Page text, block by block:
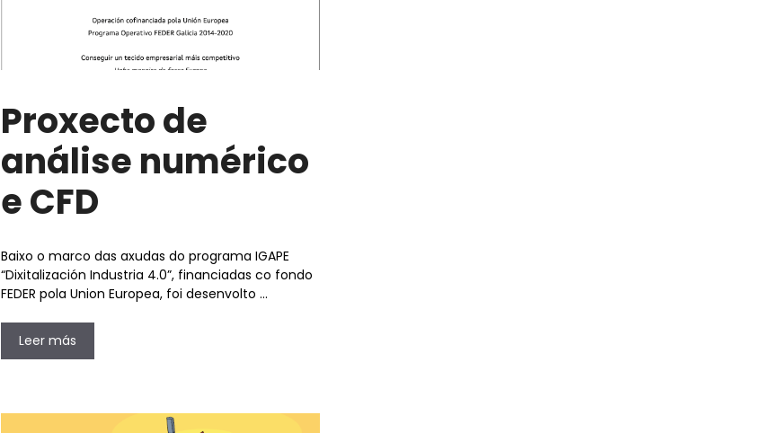
Proxecto de
análise numérico
e CFD
Baixo o marco das axudas do programa IGAPE
“Dixitalización Industria 4.0”, financiadas co fondo
FEDER pola Union Europea, foi desenvolto …
Leer más